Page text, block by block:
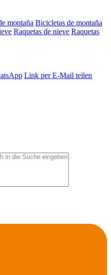
montaña Bicicletas de montaña
Raquetas de nieve Raquetas
Link per E-Mail teilen